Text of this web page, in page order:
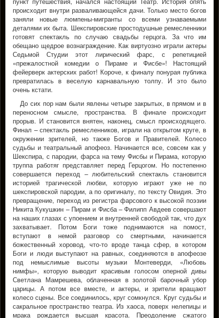
происходит внутри разваливающейся дачи. Только место богов
заняли новые люмпены-мигранты со всеми узнаваемыми
деталями их быта. Шекспировские простодушные ремесленники
готовят спектакль по случаю свадьбы герцога. За что им
обещано щедрое вознаграждение. Как виртуозно играли актеры
Седьмой Студии этот лирический фарс, с репетицией
«прежалостной комедии о Пираме и Фисбе»! Настоящий
фейерверк актерских работ! Короче, к финалу понурая публика
превратилась в веселую карнавальную толпу. И это было
очень кстати.
До сих пор нам были явлены четыре закрытых, в прямом и в
переносном смысле, пространства. В финале происходит
прорыв. И становится внятен, наконец, смысл происходящего.
Финал – спектакль ремесленников, играли на открытом круге, в
окружении зрителей, но также Богов и Правителей. Колесо
судьбы и театральный апофеоз. Начинается все, совсем как у
Шекспира, с пародии, фарса на тему Фисбы и Пирама, которую
труппа работяг представляет перед Герцогом. Но постепенно
совершается переход – любительский спектакль становится
историей трагической любви, которую играют уже не по
шекспировской пародии, а по оригиналу, по тексту Овидия. Это
превращение, переход из регистра фарсового к высокой поэзии
Никита Кукушкин – Пирам и Фисба – Филипп Авдеев совершают
на наших глазах с упоением и внутренней свободой так, что дух
захватывает. Потом Боги тоже поднимаются на помост,
вступают в немой разговор со смертными, начинается
божественный хоровод, что-то вроде танца сфер, в котором
Боги и люди выступают на равных, соединяются в апофеозе
под немыслимые высоты музыки Монтеверди, «Любовь
нимфы», которую выводит красивым голосом оперной дивы
Светлана Мамрешева, облаченная в золотой барочный убор
царицы. А потом все вместе, и актеры, и зрители вращают
колесо сцены. Все соединилось, круг сомкнулся. Круг судьбы и
сакральное пространство театра. Из хаоса, поверх нелепицы и
мрака рождается высшая красота. Преодоление сжатого